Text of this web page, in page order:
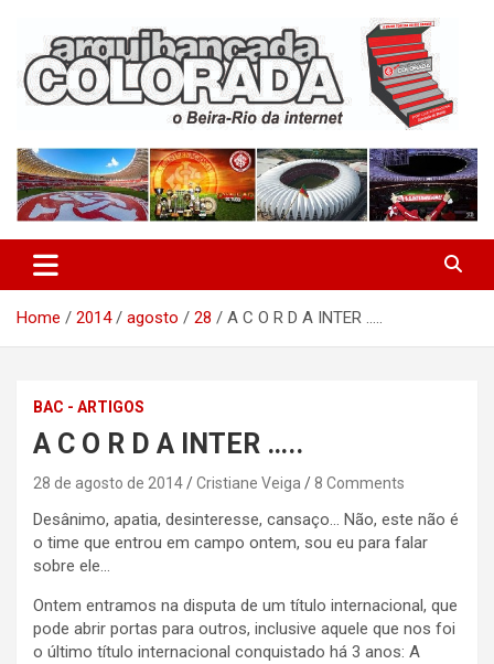
content
Arquibancada Colorada
Home 2014 agosto 28 A C O R D A INTER …..
BAC - ARTIGOS
A C O R D A INTER …..
28 de agosto de 2014 Cristiane Veiga 8 Comments
Desânimo, apatia, desinteresse, cansaço… Não, este não é
o time que entrou em campo ontem, sou eu para falar
sobre ele…
Ontem entramos na disputa de um título internacional, que
pode abrir portas para outros, inclusive aquele que nos foi
o último título internacional conquistado há 3 anos: A